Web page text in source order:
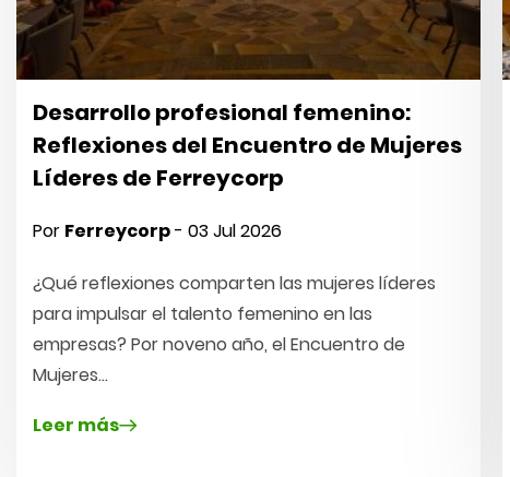
Desarrollo profesional femenino:
Reflexiones del Encuentro de Mujeres
Líderes de Ferreycorp
Por Ferreycorp- 03 Jul 2026
¿Qué reflexiones comparten las mujeres líderes
para impulsar el talento femenino en las
empresas? Por noveno año, el Encuentro de
Mujeres…
Leer más